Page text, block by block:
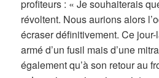
profiteurs : « Je souhaiterais
révoltent. Nous aurions alors
écraser définitivement. Ce
armé d’un fusil mais d’une
également qu’à son retour au